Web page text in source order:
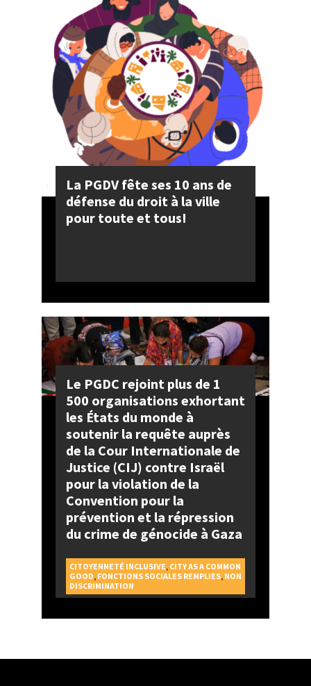
La PGDV fête ses 10 ans de
défense du droit à la ville
pour toute et tous!
Le PGDC rejoint plus de 1
500 organisations exhortant
les États du monde à
soutenir la requête auprès
de la Cour Internationale de
Justice (CIJ) contre Israël
pour la violation de la
Convention pour la
prévention et la répression
du crime de génocide à Gaza
CITOYENNETÉ INCLUSIVE CITY AS A COMMON
GOOD FONCTIONS SOCIALES REMPLIES, NON
DISCRIMINATION